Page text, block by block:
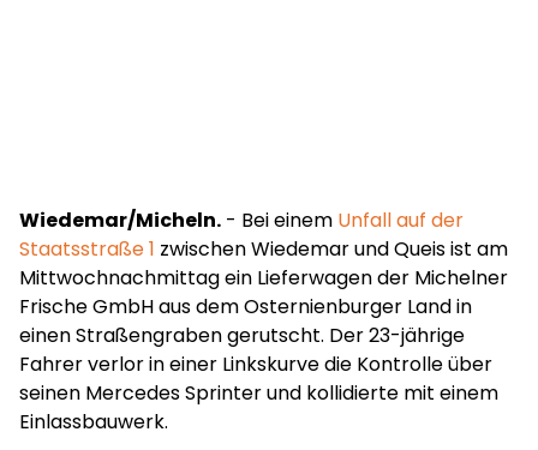
Wiedemar/Micheln. - Bei einem Unfall auf der
Staatsstraße 1 zwischen Wiedemar und Queis ist am
Mittwochnachmittag ein Lieferwagen der Michelner
Frische GmbH aus dem Osternienburger Land in
einen Straßengraben gerutscht. Der 23-jährige
Fahrer verlor in einer Linkskurve die Kontrolle über
seinen Mercedes Sprinter und kollidierte mit einem
Einlassbauwerk.